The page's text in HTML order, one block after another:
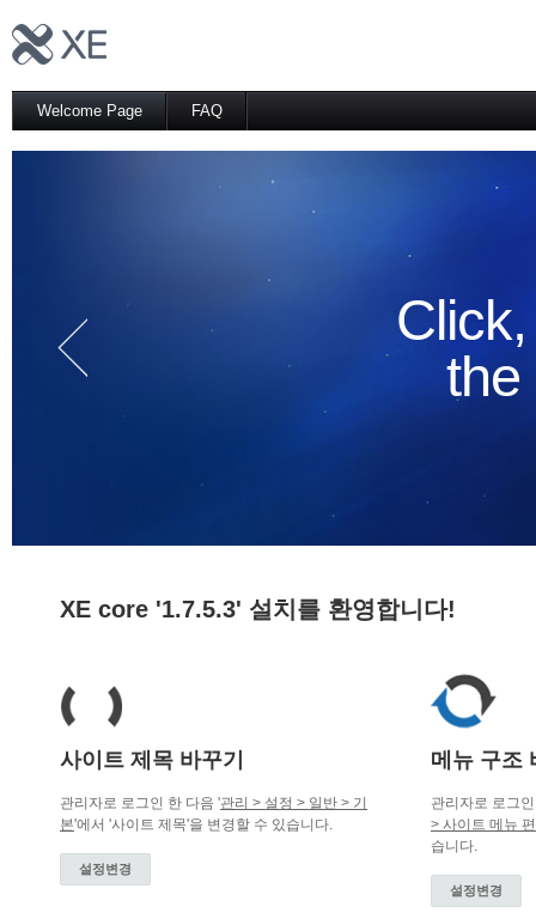
Welcome Page FAQ
the
XE core '1.7.5.3' 설치를 환영합니다!
사이트 제목 바꾸기
관리자로 로그인 한 다음 '관리 > 설정 > 일반 > 기
본'에서 '사이트 제목'을 변경할 수 있습니다.
설정변경
메뉴 구조
관리자로 로그
> 사이트 메뉴
습니다.
설정변경